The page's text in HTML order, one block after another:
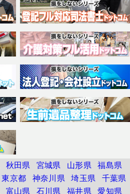
秋田県 宮城県 山形県 福島県
東京都 神奈川県 埼玉県 千葉県
富山県 石川県 福井県 愛知県